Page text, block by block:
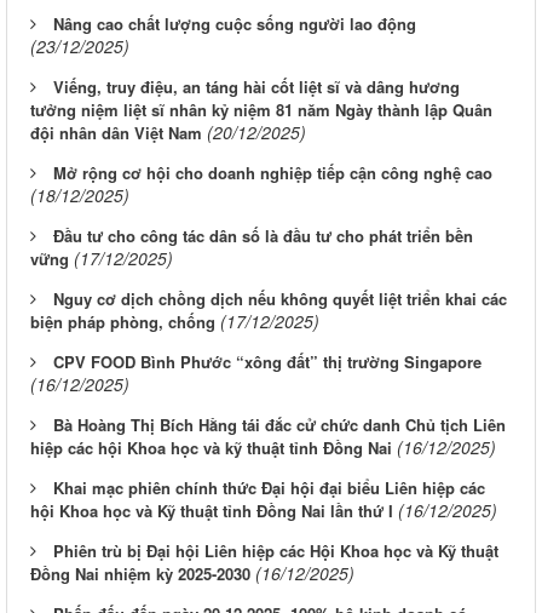
Nâng cao chất lượng cuộc sống người lao động
(23/12/2025)
Viếng, truy điệu, an táng hài cốt liệt sĩ và dâng hương
tưởng niệm liệt sĩ nhân kỷ niệm 81 năm Ngày thành lập Quân
đội nhân dân Việt Nam (20/12/2025)
Mở rộng cơ hội cho doanh nghiệp tiếp cận công nghệ cao
(18/12/2025)
Đầu tư cho công tác dân số là đầu tư cho phát triển bền
vững (17/12/2025)
Nguy cơ dịch chồng dịch nếu không quyết liệt triển khai các
biện pháp phòng, chống (17/12/2025)
CPV FOOD Bình Phước “xông đất” thị trường Singapore
(16/12/2025)
Bà Hoàng Thị Bích Hằng tái đắc cử chức danh Chủ tịch Liên
hiệp các hội Khoa học và kỹ thuật tỉnh Đồng Nai (16/12/2025)
Khai mạc phiên chính thức Đại hội đại biểu Liên hiệp các
hội Khoa học và Kỹ thuật tỉnh Đồng Nai lần thứ I (16/12/2025)
Phiên trù bị Đại hội Liên hiệp các Hội Khoa học và Kỹ thuật
Đồng Nai nhiệm kỳ 2025-2030 (16/12/2025)